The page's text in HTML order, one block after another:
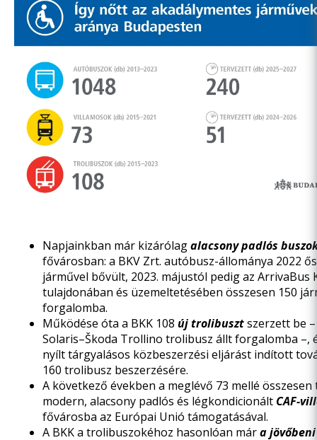
Napjainkban már kizárólagalacsony padlós
fővárosban: a BKV Zrt. autóbusz-állománya 2022
járművel bővült, 2023. májustól pedig az ArrivaBus
tulajdonában és üzemeltetésében összesen 150
forgalomba.
Működése óta a BKK 108 új trolibusztszerzett be
Solaris–Škoda Trollino trolibusz állt forgalomba –,
nyílt tárgyalásos közbeszerzési eljárást indított
160 trolibusz beszerzésére.
A következő években a meglévő 73 mellé összesen
modern, alacsony padlós és légkondicionált CAF-
fővárosba az Európai Unió támogatásával.
A BKK a trolibuszokéhoz hasonlóan mára jövőbeni